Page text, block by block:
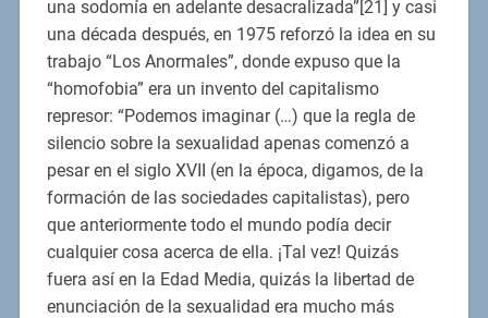
una sodomía en adelante desacralizada”[21] y casi
una década después, en 1975 reforzó la idea en su
trabajo “Los Anormales”, donde expuso que la
“homofobia” era un invento del capitalismo
represor: “Podemos imaginar (…) que la regla de
silencio sobre la sexualidad apenas comenzó a
pesar en el siglo XVII (en la época, digamos, de la
formación de las sociedades capitalistas), pero
que anteriormente todo el mundo podía decir
cualquier cosa acerca de ella. ¡Tal vez! Quizás
fuera así en la Edad Media, quizás la libertad de
enunciación de la sexualidad era mucho más